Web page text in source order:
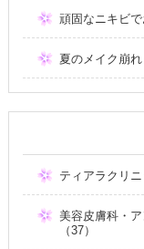
頑固なニキビ
夏のメイク崩
ティアラクリニ
美容皮膚科・
（37）